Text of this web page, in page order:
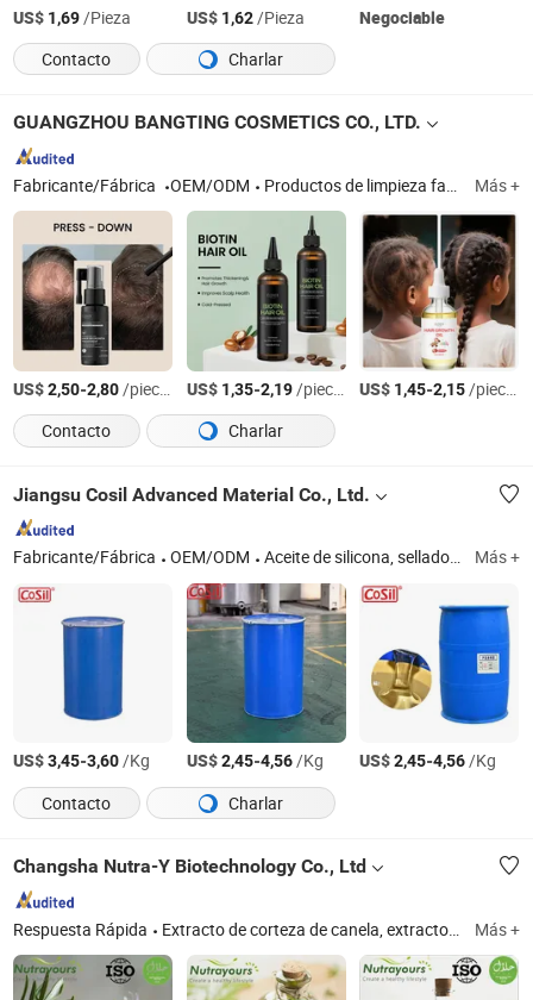
US$ 1,69/Pieza US$ 1,62/Pieza
Negociable
Contacto
Charlar
GUANGZHOU BANGTING COSMETICS CO., LTD.
Fabricante/Fábrica OEM/ODM Productos de limpieza facial, cuidado facial, cuidado de los ojos, mascarilla de colágeno para los ojos, champú, mascarilla capilar, crema para los ojos, aceite esencial para el cabello, gel de ducha, loción corporal Más +
US$2,50-2,80/pieces US$ 1,35-2,19/pieces US$ 1,45-2,15/pieces
Contacto
Charlar
Jiangsu Cosil Advanced Material Co., Ltd.
Fabricante/Fábrica OEM/ODM Aceite de silicona, sellador de silicona para construcción, sellador de silicona para electrónica Más +
US$3,45-3,60/Kg US$2,45-4,56/Kg US$2,45-4,56/Kg
Contacto
Charlar
Changsha Nutra-Y Biotechnology Co., Ltd
Respuesta Rápida Extracto de corteza de canela, extracto de corteza de pino, extracto de linaza, extracto de raíz de astrágalo, extracto de corteza de magnolia, extracto de cardo mariano, extracto de raíz de jengibre, extracto de ginseng Más +